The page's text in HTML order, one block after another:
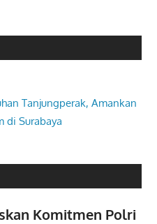
Tanjungperak, Amankan
di Surabaya
Komitmen Polri